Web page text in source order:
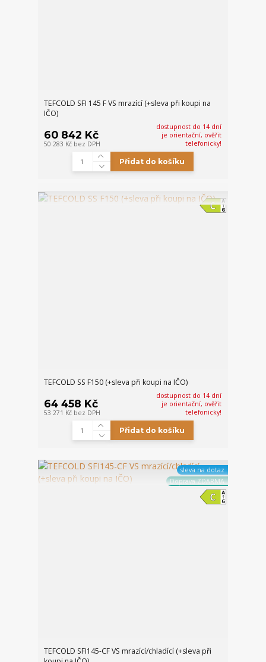
TEFCOLD SFI 145 F VS mrazící (+sleva při koupi na
IČO)
60 842 Kč
50 283 Kč bez DPH
dostupnost do 14 dní
je orientační, ověřit
telefonicky!
Přidat do košíku
TEFCOLD SS F150 (+sleva při koupi na IČO)
64 458 Kč
53 271 Kč bez DPH
dostupnost do 14 dní
je orientační, ověřit
telefonicky!
Přidat do košíku
sleva na dotaz
Doprava ZDARMA
TEFCOLD SFI145-CF VS mrazící/chladící (+sleva při